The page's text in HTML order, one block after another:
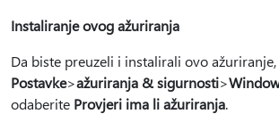
Instaliranje ovog ažuriranja
Da biste preuzeli i instalirali ovo
Postavke>ažuriranja & sigurnosti>
odaberite Provjeri ima li ažuriranja.